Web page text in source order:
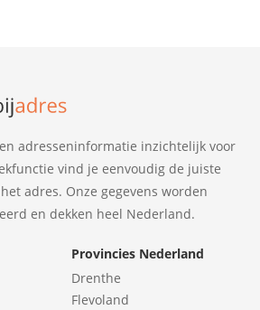
adresseninformatie inzichtelijk voor
vind je eenvoudig de juiste
adres. Onze gegevens worden
en dekken heel Nederland.
Provincies Nederland
Drenthe
Flevoland